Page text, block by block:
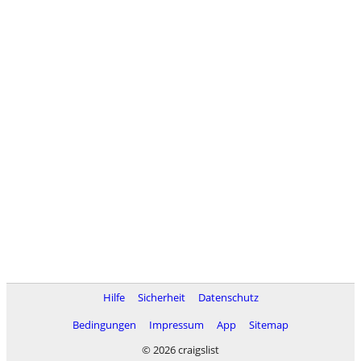
Hilfe Sicherheit
Datenschutz
Bedingungen
Impressum App
Sitemap
© 2026 craigslist